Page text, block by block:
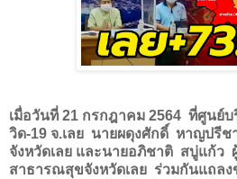
เมื่อวันที่ 21 กรกฎาคม 2564 ที่ศูนย์บ
วิด-19 จ.เลย นายผดุงศักดิ์ หาญปรีช
จังหวัดเลย และนายอภิชาติ สบู่แก้ว
สาธารณสุขจังหวัดเลย ร่วมกันแถล